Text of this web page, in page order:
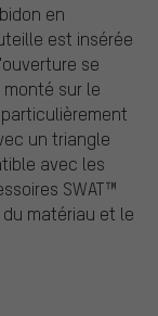
en
est insérée
se
sur le
un triangle
avec les
SWAT™
du matériau et le